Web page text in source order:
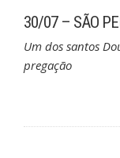
30/07 – SÃO
Um dos santos
pregação